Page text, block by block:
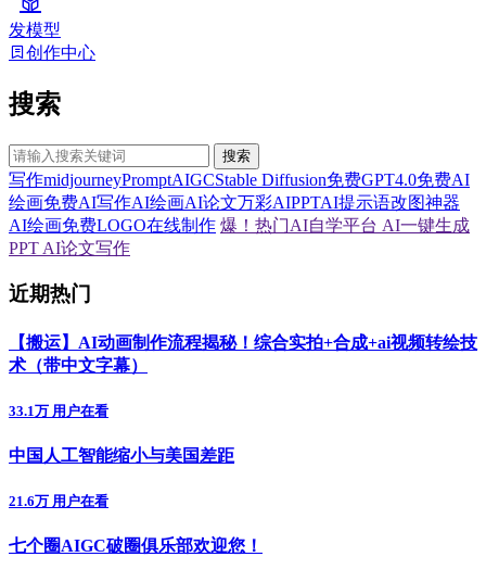
发模型
创作中心
搜索
搜索
写作midjourneyPromptAIGCStable Diffusion免费GPT4.0免费AI
绘画免费AI写作AI绘画AI论文万彩AIPPTAI提示语改图神器
AI绘画免费LOGO在线制作 爆！热门AI自学平台 AI一键生成
PPT AI论文写作
近期热门
【搬运】AI动画制作流程揭秘！综合实拍+合成+ai视频转绘技
术（带中文字幕）
33.1万 用户在看
中国人工智能缩小与美国差距
21.6万 用户在看
七个圈AIGC破圈俱乐部欢迎您！